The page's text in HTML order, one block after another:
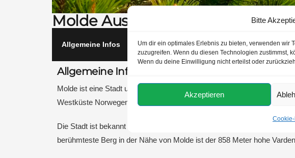
Bitte
Um dir ein optimales Erlebnis zu bieten, verwenden wir
zuzugreifen. Wenn du diesen Technologien zustimmst,
Wenn du deine Einwilligung nicht erteilst oder
Akzeptieren
Molde Ausflugstipps:
Allgemeine Infos Top Ausflugsziele Reiseberichte
Allgemeine Informationen zu Molde
Molde ist eine Stadt und Gemeinde in der Provinz Møre og Romsdal
Westküste Norwegens.
Die Stadt ist bekannt für ihre atemberaubende Natur, einschließlich
berühmteste Berg in der Nähe von Molde ist der 858 Meter hohe